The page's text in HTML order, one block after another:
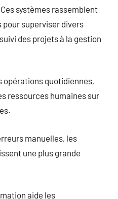
systèmes rassemblent
superviser divers
des projets à la gestion
opérations quotidiennes,
ressources humaines sur
manuelles, les
une plus grande
aide les